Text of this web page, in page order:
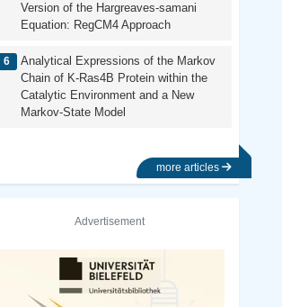
Version of the Hargreaves-samani
Equation: RegCM4 Approach
Analytical Expressions of the Markov
Chain of K-Ras4B Protein within the
Catalytic Environment and a New
Markov-State Model
more articles
Advertisement